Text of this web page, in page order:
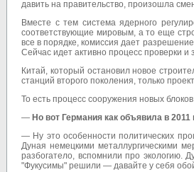
давить на правительство, произошла
Вместе с тем система ядерного
соответствующие мировым, а то еще
все в порядке, комиссия дает
Сейчас идет активно процесс проверки и
Китай, который остановил новое
станций второго поколения, только
То есть процесс сооружения новых
— Но вот Германия как объявила в
— Ну это особенности политических
Дуная немецкими металлургическими
разбогатело, вспомнили про экологию.
"Фукусимы" решили — давайте у себя